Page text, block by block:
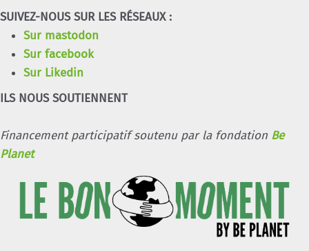
SUIVEZ-NOUS SUR LES RÉSEAUX :
Sur mastodon
Sur facebook
Sur Likedin
ILS NOUS SOUTIENNENT
Financement participatif soutenu par la fondation Be
Planet